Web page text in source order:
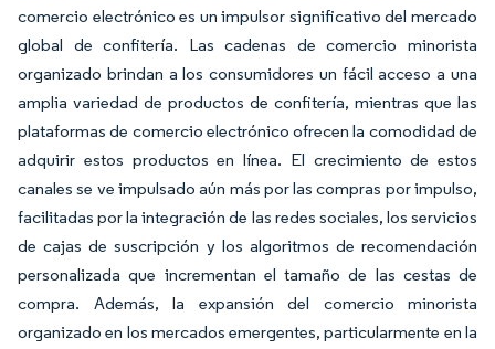
comercio electrónico es un impulsor significativo del mercado
global de confitería. Las cadenas de comercio minorista
organizado brindan a los consumidores un fácil acceso a una
amplia variedad de productos de confitería, mientras que las
plataformas de comercio electrónico ofrecen la comodidad de
adquirir estos productos en línea. El crecimiento de estos
canales se ve impulsado aún más por las compras por impulso,
facilitadas por la integración de las redes sociales, los servicios
de cajas de suscripción y los algoritmos de recomendación
personalizada que incrementan el tamaño de las cestas de
compra. Además, la expansión del comercio minorista
organizado en los mercados emergentes, particularmente en la